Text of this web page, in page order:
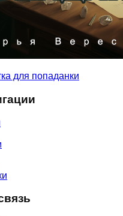
для попаданки